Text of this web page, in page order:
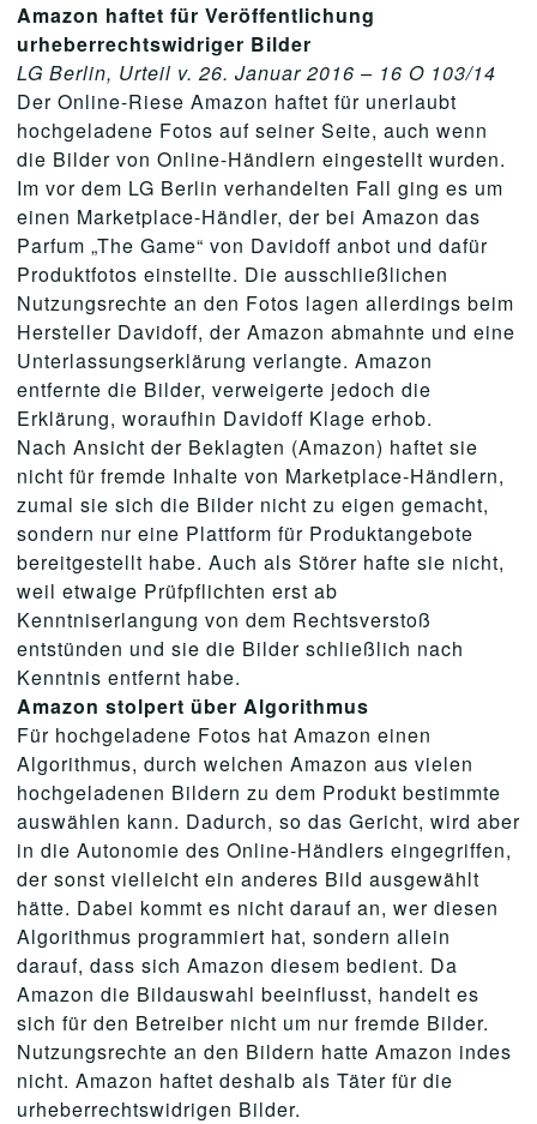
Amazon haftet für Veröffentlichung
urheberrechtswidriger Bilder
LG Berlin, Urteil v. 26. Januar 2016 – 16 O 103/14
Der Online-Riese Amazon haftet für unerlaubt
hochgeladene Fotos auf seiner Seite, auch wenn
die Bilder von Online-Händlern eingestellt wurden.
Im vor dem LG Berlin verhandelten Fall ging es um
einen Marketplace-Händler, der bei Amazon das
Parfum „The Game“ von Davidoff anbot und dafür
Produktfotos einstellte. Die ausschließlichen
Nutzungsrechte an den Fotos lagen allerdings beim
Hersteller Davidoff, der Amazon abmahnte und eine
Unterlassungserklärung verlangte. Amazon
entfernte die Bilder, verweigerte jedoch die
Erklärung, woraufhin Davidoff Klage erhob.
Nach Ansicht der Beklagten (Amazon) haftet sie
nicht für fremde Inhalte von Marketplace-Händlern,
zumal sie sich die Bilder nicht zu eigen gemacht,
sondern nur eine Plattform für Produktangebote
bereitgestellt habe. Auch als Störer hafte sie nicht,
weil etwaige Prüfpflichten erst ab
Kenntniserlangung von dem Rechtsverstoß
entstünden und sie die Bilder schließlich nach
Kenntnis entfernt habe.
Amazon stolpert über Algorithmus
Für hochgeladene Fotos hat Amazon einen
Algorithmus, durch welchen Amazon aus vielen
hochgeladenen Bildern zu dem Produkt bestimmte
auswählen kann. Dadurch, so das Gericht, wird aber
in die Autonomie des Online-Händlers eingegriffen,
der sonst vielleicht ein anderes Bild ausgewählt
hätte. Dabei kommt es nicht darauf an, wer diesen
Algorithmus programmiert hat, sondern allein
darauf, dass sich Amazon diesem bedient. Da
Amazon die Bildauswahl beeinflusst, handelt es
sich für den Betreiber nicht um nur fremde Bilder.
Nutzungsrechte an den Bildern hatte Amazon indes
nicht. Amazon haftet deshalb als Täter für die
urheberrechtswidrigen Bilder.